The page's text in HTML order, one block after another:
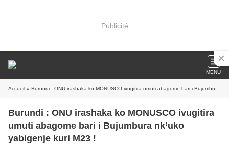
Publicité
MENU
Accueil » Burundi : ONU irashaka ko MONUSCO ivugitira umuti abagome bari i Bujumbura nk’uko yabigenje kuri M23 !
Burundi : ONU irashaka ko MONUSCO ivugitira
umuti abagome bari i Bujumbura nk’uko
yabigenje kuri M23 !